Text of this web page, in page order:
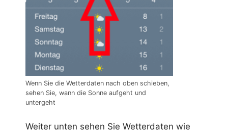
Wenn Sie die Wetterdaten nach oben schieben,
sehen Sie, wann die Sonne aufgeht und
untergeht
Weiter unten sehen Sie Wetterdaten wie